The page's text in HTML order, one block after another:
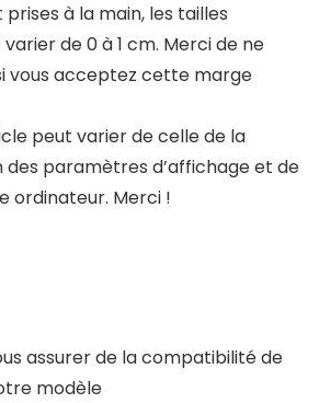
à la main, les tailles
de 0 à 1 cm. Merci de ne
vous acceptez cette marge
peut varier de celle de la
paramètres d’affichage et de
ordinateur. Merci !
assurer de la compatibilité de
modèle